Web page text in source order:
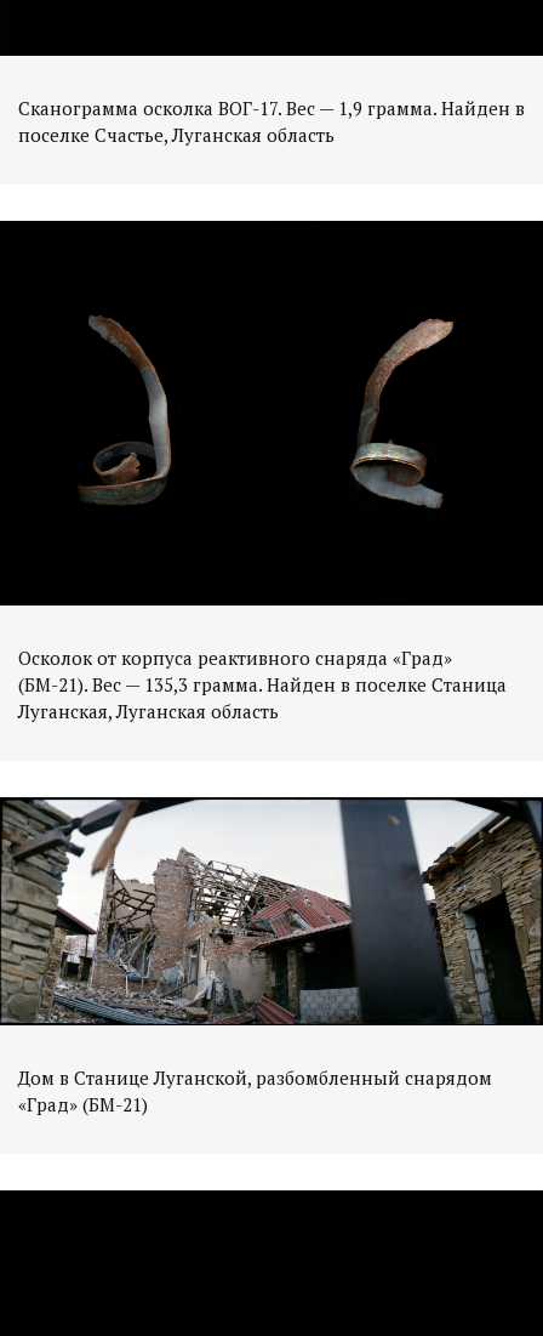
Сканограмма осколка ВОГ-17. Вес — 1,9 грамма. Найден в
поселке Счастье, Луганская область
Осколок от корпуса реактивного снаряда «Град»
(БМ-21). Вес — 135,3 грамма. Найден в поселке Станица
Луганская, Луганская область
Дом в Станице Луганской, разбомбленный снарядом
«Град» (БМ-21)